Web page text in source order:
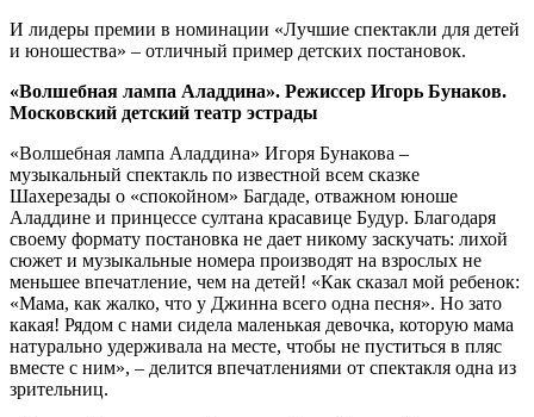
И лидеры премии в номинации «Лучшие спектакли для детей
и юношества» – отличный пример детских постановок.
«Волшебная лампа Аладдина». Режиссер Игорь Бунаков.
Московский детский театр эстрады
«Волшебная лампа Аладдина» Игоря Бунакова –
музыкальный спектакль по известной всем сказке
Шахерезады о «спокойном» Багдаде, отважном юноше
Аладдине и принцессе султана красавице Будур. Благодаря
своему формату постановка не дает никому заскучать: лихой
сюжет и музыкальные номера производят на взрослых не
меньшее впечатление, чем на детей! «Как сказал мой ребенок:
«Мама, как жалко, что у Джинна всего одна песня». Но зато
какая! Рядом с нами сидела маленькая девочка, которую мама
натурально удерживала на месте, чтобы не пуститься в пляс
вместе с ним», – делится впечатлениями от спектакля одна из
зрительниц.